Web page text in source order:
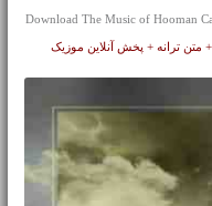
Download The Music of Hooman
متن ترانه + پخش آنلاین موزیک